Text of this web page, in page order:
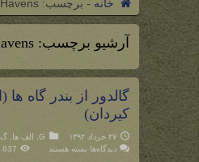
خانه - برچسب:
آرشیو برچسب:
گالدور از بندر گاه
کیردان)
۲۷ خرداد ۱۳۹۲ G الف ها
گ
دیدگاه‌ها برای
بسته هستند 637 نمایش